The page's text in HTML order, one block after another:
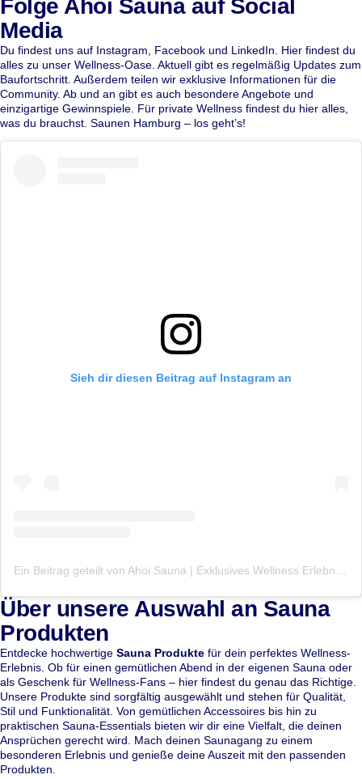
Folge Ahoi Sauna auf Social
Media
Du findest uns auf Instagram Facebook und LinkedIn . Hier findest du
alles zu unser Wellness-Oase. Aktuell gibt es regelmäßig Updates zum
Baufortschritt. Außerdem teilen wir exklusive Informationen für die
Community. Ab und an gibt es auch besondere Angebote und
einzigartige Gewinnspiele. Für private Wellness findest du hier alles,
was du brauchst. Saunen Hamburg – los geht’s!
Sieh dir diesen Beitrag auf Instagram an
Ein Beitrag geteilt von Ahoi Sauna | Exklusives Wellness Erlebnis | Day Spa (@ahoisauna)
Über unsere Auswahl an Sauna
Produkten
Entdecke hochwertige Sauna Produkte für dein perfektes Wellness-
Erlebnis. Ob für einen gemütlichen Abend in der eigenen Sauna oder
als Geschenk für Wellness-Fans – hier findest du genau das Richtige.
Unsere Produkte sind sorgfältig ausgewählt und stehen für Qualität,
Stil und Funktionalität. Von gemütlichen Accessoires bis hin zu
praktischen Sauna-Essentials bieten wir dir eine Vielfalt, die deinen
Ansprüchen gerecht wird. Mach deinen Saunagang zu einem
besonderen Erlebnis und genieße deine Auszeit mit den passenden
Produkten.